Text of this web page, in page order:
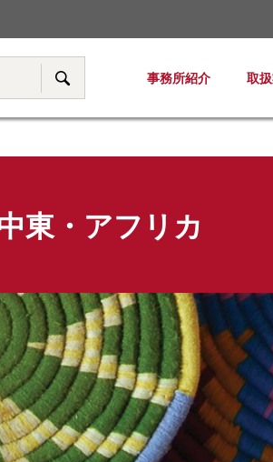
サイト内検索事務所紹介 取
東・アフリカ